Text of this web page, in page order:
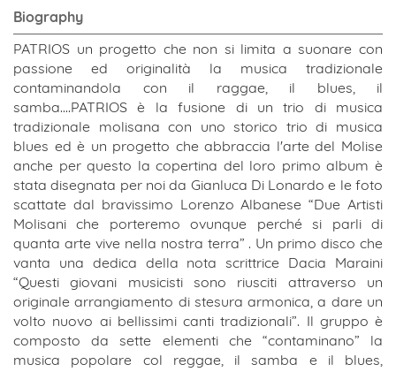
Biography
PATRIOS un progetto che non si limita a suonare con
passione ed originalità la musica tradizionale
contaminandola con il raggae, il blues, il
samba....PATRIOS è la fusione di un trio di musica
tradizionale molisana con uno storico trio di musica
blues ed è un progetto che abbraccia l'arte del Molise
anche per questo la copertina del loro primo album è
stata disegnata per noi da Gianluca Di Lonardo e le foto
scattate dal bravissimo Lorenzo Albanese “Due Artisti
Molisani che porteremo ovunque perché si parli di
quanta arte vive nella nostra terra” . Un primo disco che
vanta una dedica della nota scrittrice Dacia Maraini
“Questi giovani musicisti sono riusciti attraverso un
originale arrangiamento di stesura armonica, a dare un
volto nuovo ai bellissimi canti tradizionali”. Il gruppo è
composto da sette elementi che “contaminano” la
musica popolare col reggae, il samba e il blues,